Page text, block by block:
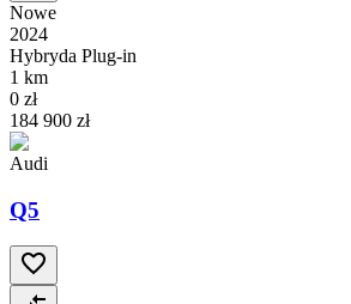
Nowe
2024
Hybryda Plug-in
1 km
0 zł
184 900 zł
Audi
Q5